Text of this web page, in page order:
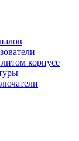
корпусе